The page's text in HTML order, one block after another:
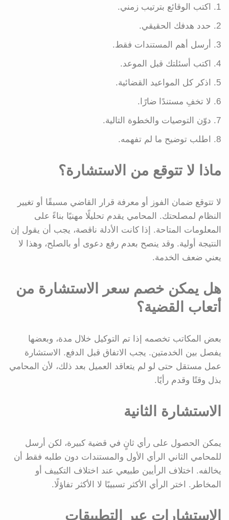
اكتب الوقائع بترتيب زمني.
حدد هدفك الحقيقي.
أرسل أهم المستندات فقط.
اكتب أسئلتك قبل الموعد.
اذكر كل المواعيد القضائية.
لا تخفِ مستندًا ضارًا.
دوّن التوصيات والخطوة التالية.
اطلب توضيح ما لم تفهمه.
ماذا لا تتوقع من الاستشارة؟
لا تتوقع ضمان الفوز أو معرفة قرار القاضي مسبقًا أو تغيير
النظام لمصلحتك. المحامي يقدم تحليلًا مهنيًا بناءً على
المعلومات المتاحة. إذا كانت الأدلة ناقصة، يجب أن يقول إن
النتيجة أولية. وقد ينصح بعدم رفع دعوى أو بالصلح، وهذا لا
يعني ضعف الخدمة.
هل يمكن خصم سعر الاستشارة من
أتعاب القضية؟
بعض المكاتب تخصمه إذا تم التوكيل خلال مدة، وبعضها
يفصل بين الخدمتين. يجب الاتفاق قبل الدفع. الاستشارة
عمل مستقل حتى لو لم يتعاقد العميل بعد ذلك، لأن المحامي
بذل وقتًا وقدم رأيًا.
الاستشارة الثانية
يمكن الحصول على رأي ثانٍ في قضية كبيرة، لكن أرسل
للمحامي الثاني الرأي الأول والمستندات دون طلبه فقط أن
يخالفه. اختلاف الرأيين طبيعي عند اختلاف التكييف أو
المخاطر. اختر الرأي الأكثر تسبيبًا لا الأكثر تفاؤلًا.
الاستشارات عبر التطبيقات